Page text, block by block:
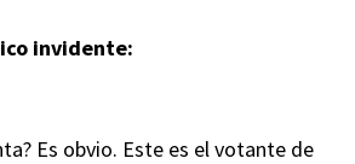
invidente:
Es obvio. Este es el votante de